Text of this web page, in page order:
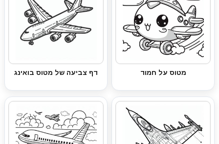
מטוס על חמוד דף צביעה של מטוס בואינג